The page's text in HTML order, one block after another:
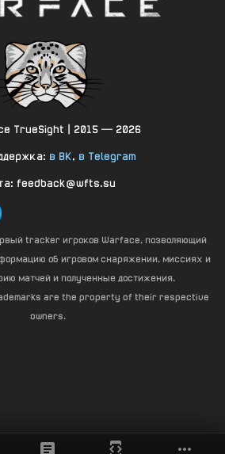
TrueSight | 2015 — 2026
в ВК, в Telegram
feedback@wfts.su
tracker игроков Warface, позволяющий
об игровом снаряжении, миссиях и
матчей и полученные достижения.
are the property of their respective
owners.